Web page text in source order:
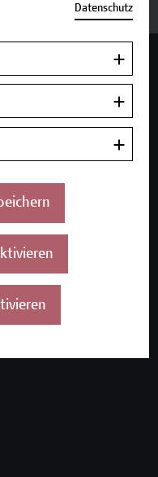
Datenschutz